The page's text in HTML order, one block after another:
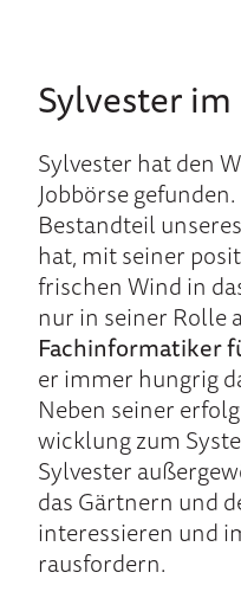
Sylvester
Sylvester hat den
Job­börse
Bestand­teil
hat, mit sei­ner
frischen Wind in
nur in sei­ner Rolle
Fach­infor­mati­ker
er immer hungrig
Ne­ben sei­ner
wick­lung zum
Sylvester
das Gärt­nern und
in­teressie­ren und
raus­for­dern.